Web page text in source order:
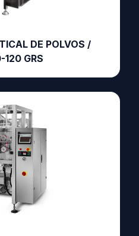
DE POLVOS /
GRS